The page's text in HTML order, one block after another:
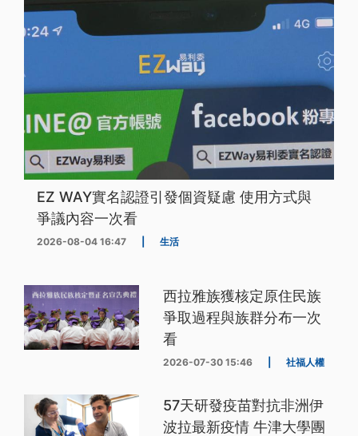
EZ WAY實名認證引發個資疑慮 使用方式與
爭議內容一次看
2026-08-04 16:47 生活
西拉雅族獲核定原住民族
爭取過程與族群分布一次
看
2026-07-30 15:46 社福人權
57天研發疫苗對抗非洲伊
波拉最新疫情 牛津大學團